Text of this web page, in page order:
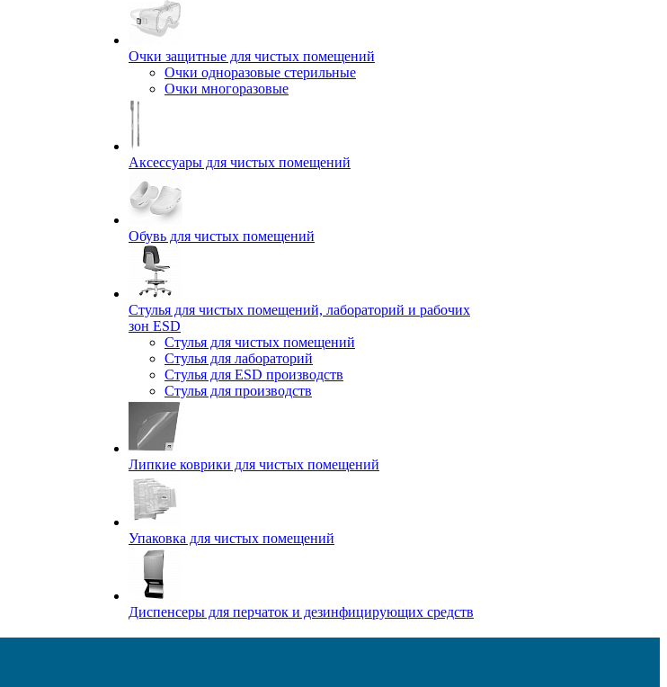
Очки защитные для чистых помещений
Очки одноразовые стерильные
Очки многоразовые
Аксессуары для чистых помещений
Обувь для чистых помещений
Стулья для чистых помещений, лабораторий и рабочих
зон ESD
Стулья для чистых помещений
Стулья для лабораторий
Стулья для ESD производств
Стулья для производств
Липкие коврики для чистых помещений
Упаковка для чистых помещений
Диспенсеры для перчаток и дезинфицирующих средств